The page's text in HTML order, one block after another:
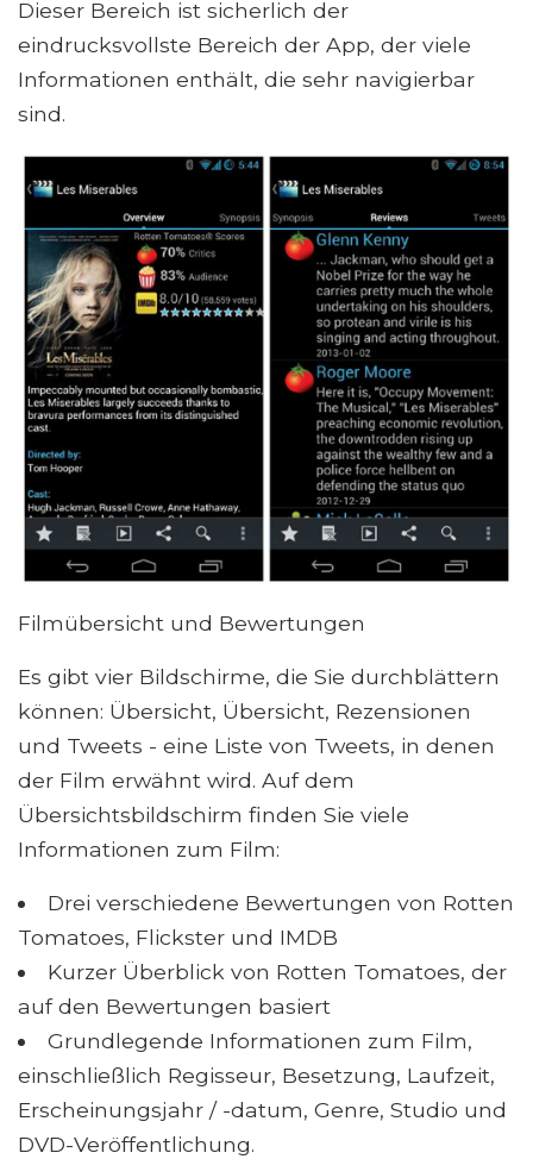
Dieser Bereich ist sicherlich der
eindrucksvollste Bereich der App, der viele
Informationen enthält, die sehr navigierbar
sind.
Filmübersicht und Bewertungen
Es gibt vier Bildschirme, die Sie durchblättern
können: Übersicht, Übersicht, Rezensionen
und Tweets - eine Liste von Tweets, in denen
der Film erwähnt wird. Auf dem
Übersichtsbildschirm finden Sie viele
Informationen zum Film:
Drei verschiedene Bewertungen von Rotten
Tomatoes, Flickster und IMDB
Kurzer Überblick von Rotten Tomatoes, der
auf den Bewertungen basiert
Grundlegende Informationen zum Film,
einschließlich Regisseur, Besetzung, Laufzeit,
Erscheinungsjahr / -datum, Genre, Studio und
DVD-Veröffentlichung.